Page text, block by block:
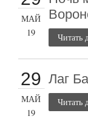
МАЙ
19
Читать
29
МАЙ
19
Лаг
Читать